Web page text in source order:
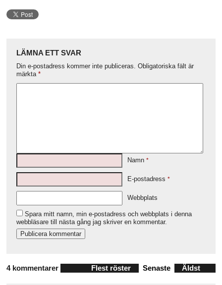
LÄMNA ETT SVAR
Din e-postadress kommer inte publiceras. Obligatoriska fält är
märkta *
Namn *
E-postadress *
Webbplats
Spara mitt namn, min e-postadress och webbplats i denna
webbläsare till nästa gång jag skriver en kommentar.
4 kommentarer Flest röster Senaste Äldst